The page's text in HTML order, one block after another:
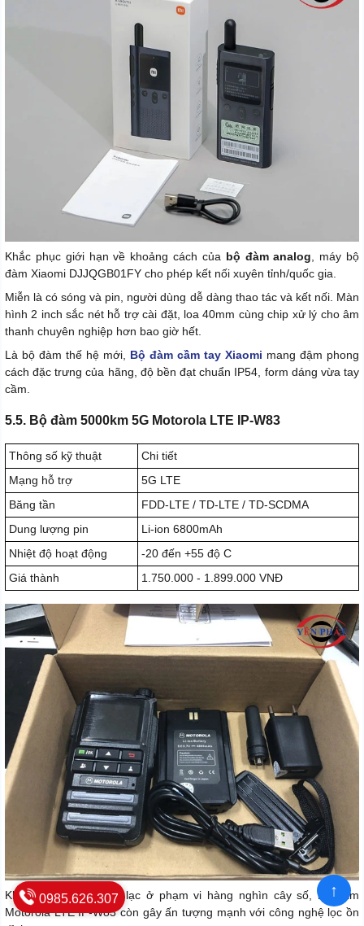
Khắc phục giới hạn về khoảng cách của bộ đàm analog , máy bộ
đàm Xiaomi DJJQGB01FY cho phép kết nối xuyên tỉnh/quốc gia.
Miễn là có sóng và pin, người dùng dễ dàng thao tác và kết nối. Màn
hình 2 inch sắc nét hỗ trợ cài đặt, loa 40mm cùng chip xử lý cho âm
thanh chuyên nghiệp hơn bao giờ hết.
Là bộ đàm thế hệ mới, Bộ đàm cầm tay Xiaomi mang đậm phong
cách đặc trưng của hãng, độ bền đạt chuẩn IP54, form dáng vừa tay
cầm.
5.5. Bộ đàm 5000km 5G Motorola LTE IP-W83
Thông số kỹ thuật
Chi tiết
Mạng hỗ trợ
5G LTE
Băng tần
FDD-LTE / TD-LTE / TD-SCDMA
Dung lượng pin
Li-ion 6800mAh
Nhiệt độ hoạt động
-20 đến +55 độ C
Giá thành
1.750.000 - 1.899.000 VNĐ
Không chỉ hỗ trợ liên lạc ở phạm vi hàng nghìn cây số, bộ đàm
Motorola LTE IP-W83 còn gây ấn tượng mạnh với công nghệ lọc ồn
0985.626.307 ↑